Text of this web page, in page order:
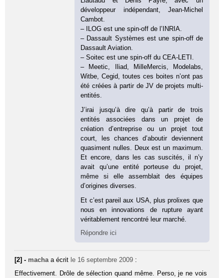
développeur indépendant, Jean-Michel
Cambot.
– ILOG est une spin-off de l’INRIA.
– Dassault Systèmes est une spin-off de
Dassault Aviation.
– Soitec est une spin-off du CEA-LETI.
– Meetic, Iliad, MilleMercis, Modelabs,
Witbe, Cegid, toutes ces boites n’ont pas
été créées à partir de JV de projets multi-
entités.
J’irai jusqu’à dire qu’à partir de trois
entités associées dans un projet de
création d’entreprise ou un projet tout
court, les chances d’aboutir deviennent
quasiment nulles. Deux est un maximum.
Et encore, dans les cas suscités, il n’y
avait qu’une entité porteuse du projet,
même si elle assemblait des équipes
d’origines diverses.
Et c’est pareil aux USA, plus prolixes que
nous en innovations de rupture ayant
véritablement rencontré leur marché.
Répondre ici
[2] - macha a écrit le 16 septembre 2009 :
Effectivement. Drôle de sélection quand même. Perso, je ne vois